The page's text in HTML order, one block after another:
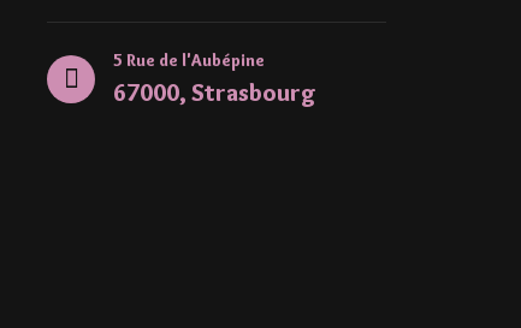
5 Rue de l'Aubépine
67000, Strasbourg